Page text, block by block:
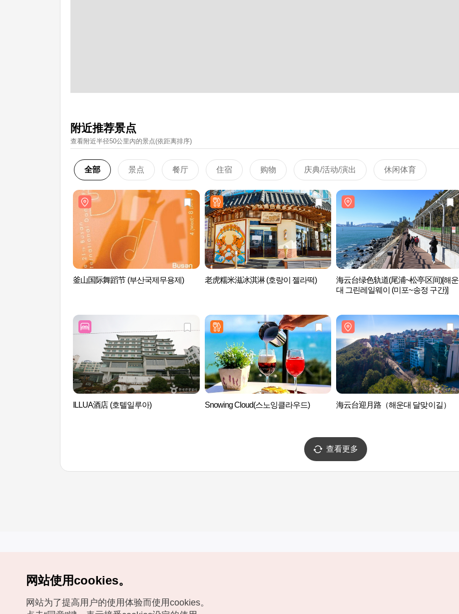
附近推荐景点
查看附近半径50公里內的景点(依距离排序)
全部 景点 餐厅 住宿 购物 庆典/活动/演出 休闲体育
釜山国际舞蹈节 (부산국제무용제) 老虎糯米滋冰淇淋 (호랑이 젤라떡)
海云台绿色轨道(尾浦~松亭区间)[해운
대 그린레일웨이 (미포~송정 구간)]
ILLUA酒店 (호텔일루아) Snowing Cloud(스노잉클라우드) 海云台迎月路（해운대 달맞이길）
查看更多
如有相关疑问或建议，欢迎来信。VISITKOREA官方邮箱
chnsim@knto.or.kr
网站使用cookies。
网站为了提高用户的使用体验而使用cookies。